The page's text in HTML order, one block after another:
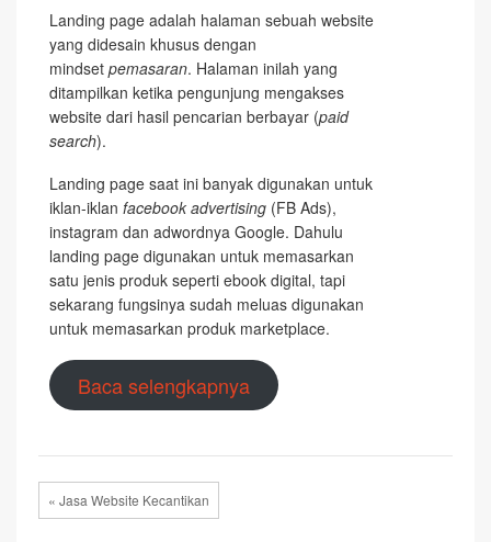
Ads
Landing page adalah halaman sebuah website
yang didesain khusus dengan
mindset pemasaran. Halaman inilah yang
ditampilkan ketika pengunjung mengakses
website dari hasil pencarian berbayar (paid
search).
Landing page saat ini banyak digunakan untuk
iklan-iklan facebook advertising (FB Ads),
instagram dan adwordnya Google. Dahulu
landing page digunakan untuk memasarkan
satu jenis produk seperti ebook digital, tapi
sekarang fungsinya sudah meluas digunakan
untuk memasarkan produk marketplace.
Baca selengkapnya
« Jasa Website Kecantikan